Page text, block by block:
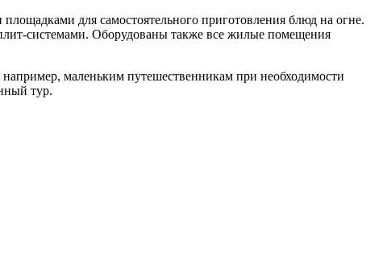
для самостоятельного приготовления блюд на огне.
системами. Оборудованы также все жилые помещения
маленьким путешественникам при необходимости
тур.